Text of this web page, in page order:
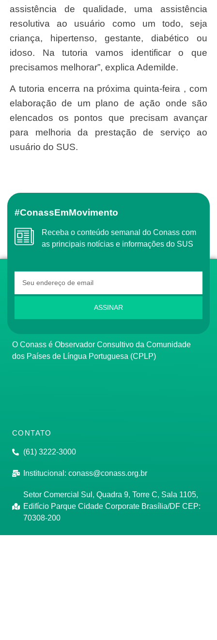
assistência de qualidade, uma assistência
resolutiva ao usuário como um todo, seja
criança, hipertenso, gestante, diabético ou
idoso. Na tutoria vamos identificar o que
precisamos melhorar”, explica Ademilde.
A tutoria encerra na próxima quinta-feira , com
elaboração de um plano de ação onde são
elencados os pontos que precisam avançar
para melhoria da prestação de serviço ao
usuário do SUS.
#ConassEmMovimento
Receba o conteúdo semanal do Conass com
as principais notícias e informações do SUS
ASSINAR
O Conass é Observador Consultivo da Comunidade
dos Países de Língua Portuguesa (CPLP)
CONTATO
(61) 3222-3000
Institucional: conass@conass.org.br
Setor Comercial Sul, Quadra 9, Torre C, Sala 1105,
Edifício Parque Cidade Corporate Brasília/DF CEP:
70308-200